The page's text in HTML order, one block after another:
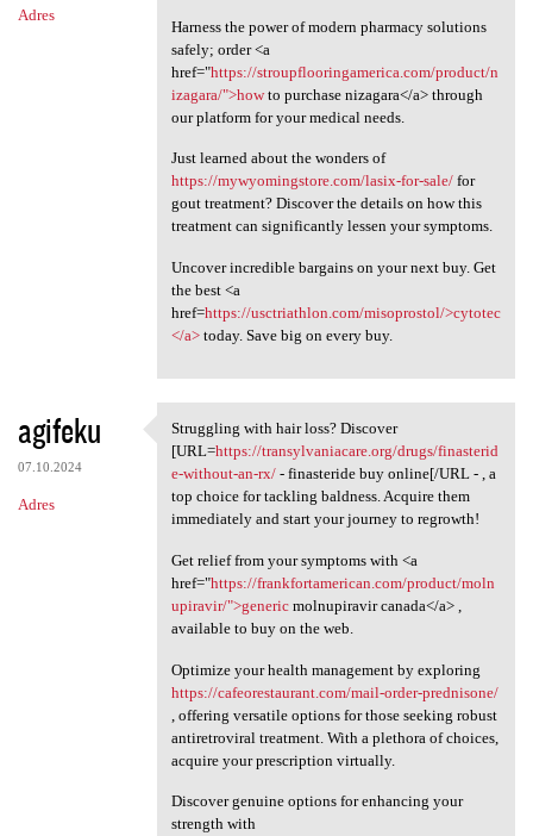
Adres
Harness the power of modern pharmacy solutions
safely; order <a
href="https://stroupflooringamerica.com/product/n
izagara/">howto purchase nizagara</a> through
our platform for your medical needs.
Just learned about the wonders of
https://mywyomingstore.com/lasix-for-sale/for
gout treatment? Discover the details on how this
treatment can significantly lessen your symptoms.
Uncover incredible bargains on your next buy. Get
the best <a
href=https://usctriathlon.com/misoprostol/>cytotec
</a>today. Save big on every buy.
agifeku
07.10.2024
Adres
Struggling with hair loss?
Struggling with hair loss? Discover
[URL=https://transylvaniacare.org/drugs/finasterid
e-without-an-rx/- finasteride buy online[/URL - , a
top choice for tackling baldness. Acquire them
immediately and start your journey to regrowth!
Get relief from your symptoms with <a
href="https://frankfortamerican.com/product/moln
upiravir/">genericmolnupiravir canada</a> ,
available to buy on the web.
Optimize your health management by exploring
https://cafeorestaurant.com/mail-order-prednisone/
, offering versatile options for those seeking robust
antiretroviral treatment. With a plethora of choices,
acquire your prescription virtually.
Discover genuine options for enhancing your
strength with